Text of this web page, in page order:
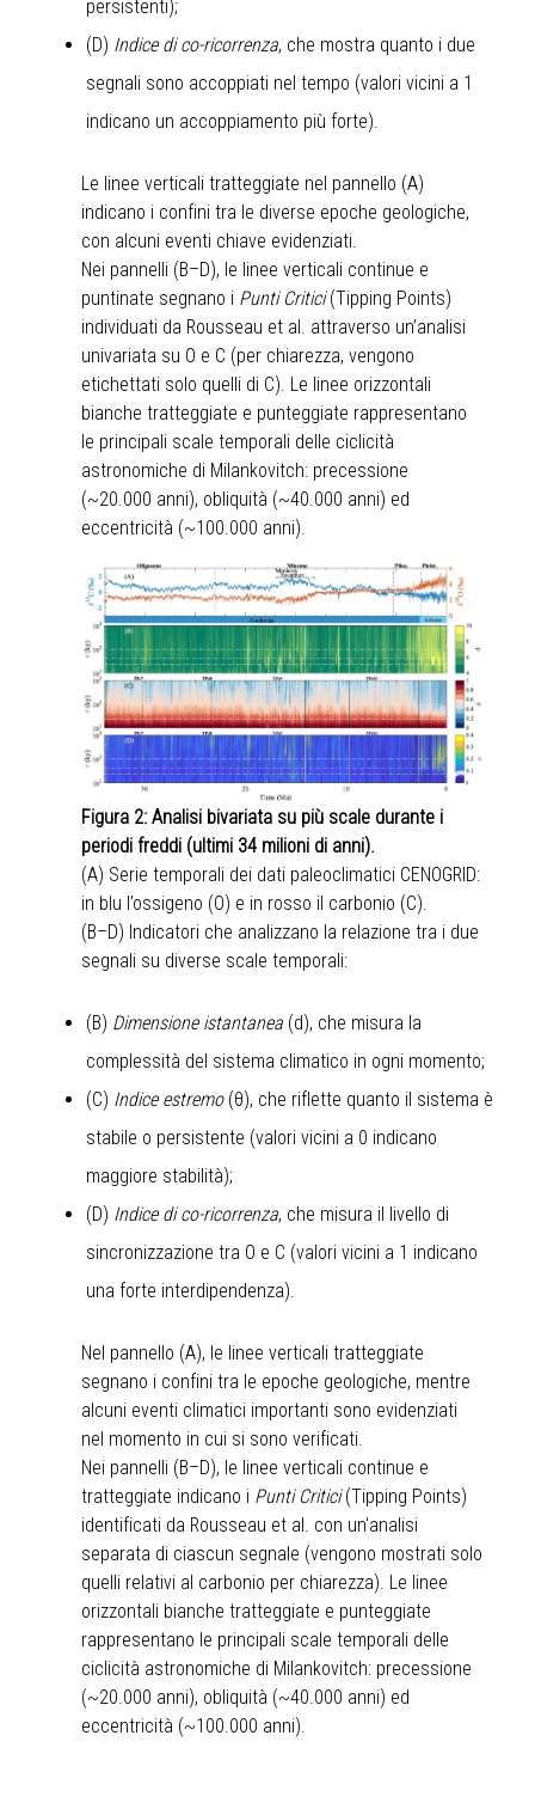
persistenti);
(D) Indice di co-ricorrenza, che mostra quanto i due
segnali sono accoppiati nel tempo (valori vicini a 1
indicano un accoppiamento più forte).
Le linee verticali tratteggiate nel pannello (A)
indicano i confini tra le diverse epoche geologiche,
con alcuni eventi chiave evidenziati.
Nei pannelli (B–D), le linee verticali continue e
puntinate segnano i Punti Critici(Tipping Points)
individuati da Rousseau et al. attraverso un’analisi
univariata su O e C (per chiarezza, vengono
etichettati solo quelli di C). Le linee orizzontali
bianche tratteggiate e punteggiate rappresentano
le principali scale temporali delle ciclicità
astronomiche di Milankovitch: precessione
(~20.000 anni), obliquità (~40.000 anni) ed
eccentricità (~100.000 anni).
Figura 2: Analisi bivariata su più scale durante i
periodi freddi (ultimi 34 milioni di anni).
(A) Serie temporali dei dati paleoclimatici CENOGRID:
in blu l’ossigeno (O) e in rosso il carbonio (C).
(B–D) Indicatori che analizzano la relazione tra i due
segnali su diverse scale temporali:
(B) Dimensione istantanea (d), che misura la
complessità del sistema climatico in ogni momento;
(C) Indice estremo(θ), che riflette quanto il sistema è
stabile o persistente (valori vicini a 0 indicano
maggiore stabilità);
(D) Indice di co-ricorrenza, che misura il livello di
sincronizzazione tra O e C (valori vicini a 1 indicano
una forte interdipendenza).
Nel pannello (A), le linee verticali tratteggiate
segnano i confini tra le epoche geologiche, mentre
alcuni eventi climatici importanti sono evidenziati
nel momento in cui si sono verificati.
Nei pannelli (B–D), le linee verticali continue e
tratteggiate indicano i Punti Critici(Tipping Points)
identificati da Rousseau et al. con un'analisi
separata di ciascun segnale (vengono mostrati solo
quelli relativi al carbonio per chiarezza). Le linee
orizzontali bianche tratteggiate e punteggiate
rappresentano le principali scale temporali delle
ciclicità astronomiche di Milankovitch: precessione
(~20.000 anni), obliquità (~40.000 anni) ed
eccentricità (~100.000 anni).